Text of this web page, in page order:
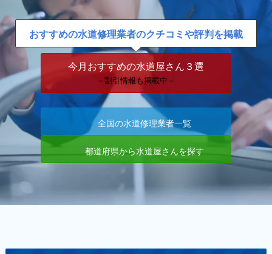
おすすめの水道修理業者のクチコミや評判を掲載
今月おすすめの水道屋さん３選
－割引情報も掲載中－
全国の水道修理業者一覧
都道府県から水道屋さんを探す